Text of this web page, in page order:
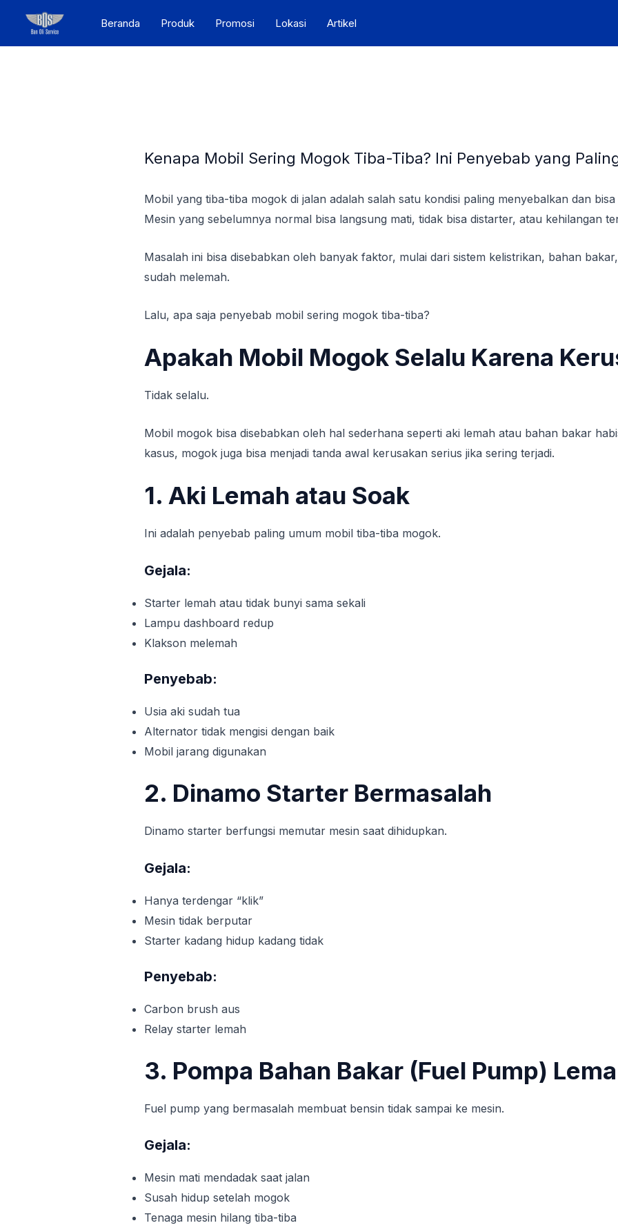
content
Beranda Produk Promosi Lokasi Artikel
Kenapa Mobil Sering Mogok Tiba-Tiba? Ini Penyebab yang
Mobil yang tiba-tiba mogok di jalan adalah salah satu kondisi paling menyebalkan dan
Mesin yang sebelumnya normal bisa langsung mati, tidak bisa distarter, atau kehilangan
Masalah ini bisa disebabkan oleh banyak faktor, mulai dari sistem kelistrikan, bahan
sudah melemah.
Lalu, apa saja penyebab mobil sering mogok tiba-tiba?
Apakah Mobil Mogok Selalu Karena
Tidak selalu.
Mobil mogok bisa disebabkan oleh hal sederhana seperti aki lemah atau bahan bakar
kasus, mogok juga bisa menjadi tanda awal kerusakan serius jika sering terjadi.
1. Aki Lemah atau Soak
Ini adalah penyebab paling umum mobil tiba-tiba mogok.
Gejala:
Starter lemah atau tidak bunyi sama sekali
Lampu dashboard redup
Klakson melemah
Penyebab:
Usia aki sudah tua
Alternator tidak mengisi dengan baik
Mobil jarang digunakan
2. Dinamo Starter Bermasalah
Dinamo starter berfungsi memutar mesin saat dihidupkan.
Gejala:
Hanya terdengar “klik”
Mesin tidak berputar
Starter kadang hidup kadang tidak
Penyebab:
Carbon brush aus
Relay starter lemah
3. Pompa Bahan Bakar (Fuel Pump)
Fuel pump yang bermasalah membuat bensin tidak sampai ke mesin.
Gejala:
Mesin mati mendadak saat jalan
Susah hidup setelah mogok
Tenaga mesin hilang tiba-tiba
navigation